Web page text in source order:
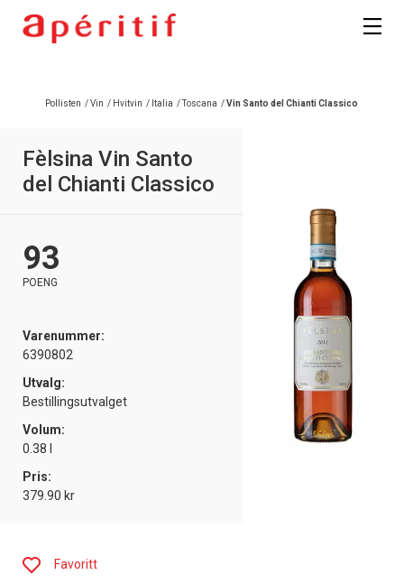
Pollisten /Vin / Hvitvin / Italia /Toscana /Vin Santo del Chianti Classico
Fèlsina Vin Santo
del Chianti Classico
93
POENG
Varenummer:
6390802
Utvalg:
Bestillingsutvalget
Volum:
0.38 l
Pris:
379.90 kr
Favoritt